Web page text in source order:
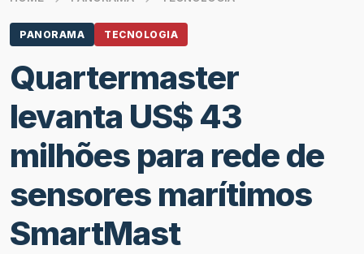
PANORAMA TECNOLOGIA
Quartermaster
levanta US$ 43
milhões para rede de
sensores marítimos
SmartMast